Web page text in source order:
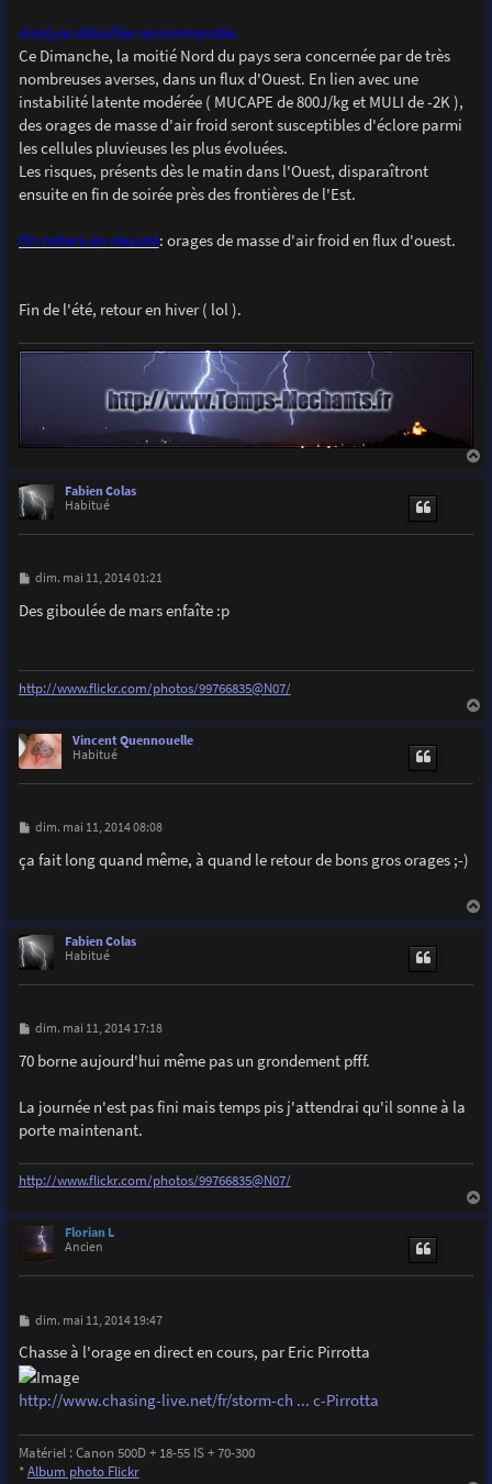
Analyse détaillée recommandée.
Ce Dimanche, la moitié Nord du pays sera concernée par de très
nombreuses averses, dans un flux d'Ouest. En lien avec une
instabilité latente modérée ( MUCAPE de 800J/kg et MULI de -2K ),
des orages de masse d'air froid seront susceptibles d'éclore parmi
les cellules pluvieuses les plus évoluées.
Les risques, présents dès le matin dans l'Ouest, disparaîtront
ensuite en fin de soirée près des frontières de l'Est.
On notera en résumé: orages de masse d'air froid en flux d'ouest.
Fin de l'été, retour en hiver ( lol ).
Fabien Colas
Habitué
M
s
s
dim. mai 11, 2014 01:21
Des giboulée de mars enfaîte :p
http://www.flickr.com/photos/99766835@N07/
Vincent Quennouelle
Habitué
M
s
s
dim. mai 11, 2014 08:08
ça fait long quand même, à quand le retour de bons gros orages ;-)
Fabien Colas
Habitué
M
s
s
e
dim. mai 11, 2014 17:18
70 borne aujourd'hui même pas un grondement pfff.
La journée n'est pas fini mais temps pis j'attendrai qu'il sonne à la
porte maintenant.
http://www.flickr.com/photos/99766835@N07/
Florian L
Ancien
M
s
s
a
e
dim. mai 11, 2014 19:47
Chasse à l'orage en direct en cours, par Eric Pirrotta
http://www.chasing-live.net/fr/storm-ch ... c-Pirrotta
Matériel : Canon 500D + 18-55 IS + 70-300
*Album photo Flickr